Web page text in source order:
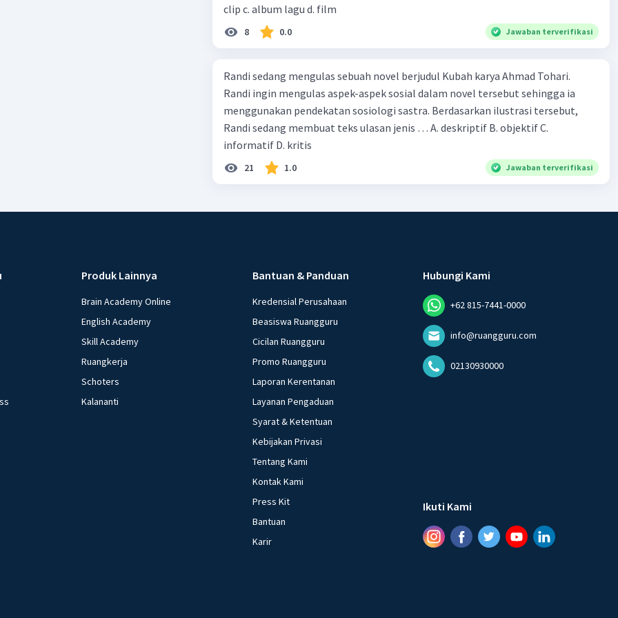
clip c. album lagu d. film
8 0.0 Jawaban terverifikasi
Randi sedang mengulas sebuah novel berjudul Kubah karya Ahmad Tohari.
Randi ingin mengulas aspek-aspek sosial dalam novel tersebut sehingga ia
menggunakan pendekatan sosiologi sastra. Berdasarkan ilustrasi tersebut,
Randi sedang membuat teks ulasan jenis … A. deskriptif B. objektif C.
informatif D. kritis
21 1.0 Jawaban terverifikasi
Produk Lainnya
Brain Academy Online
English Academy
Skill Academy
Ruangkerja
Schoters
Kalananti
Bantuan & Panduan
Kredensial Perusahaan
Beasiswa Ruangguru
Cicilan Ruangguru
Promo Ruangguru
Laporan Kerentanan
Layanan Pengaduan
Syarat & Ketentuan
Kebijakan Privasi
Tentang Kami
Kontak Kami
Press Kit
Bantuan
Karir
Hubungi Kami
+62 815-7441-0000
info@ruangguru.com
02130930000
Ikuti Kami